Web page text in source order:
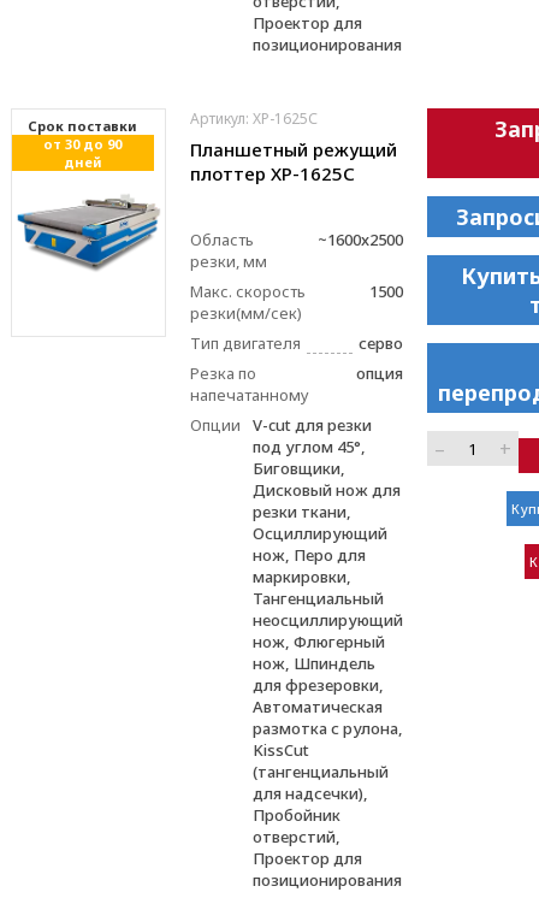
Проектор для
позиционирования
Cрок поставки
от 30 до 90
дней
Артикул: XP-1625С
Планшетный режущий
плоттер XP-1625С
Область
резки, мм
~1600x2500
Макс. скорость
резки(мм/сек)
1500
Тип двигателя
серво
Резка по
напечатанному
опция
Опции
V-cut для резки
под углом 45°,
Биговщики,
Дисковый нож для
резки ткани,
Осциллирующий
нож, Перо для
маркировки,
Тангенциальный
неосциллирующий
нож, Флюгерный
нож, Шпиндель
для фрезеровки,
Автоматическая
размотка с рулона,
KissCut
(тангенциальный
для надсечки),
Пробойник
отверстий,
Проектор для
позиционирования
– +